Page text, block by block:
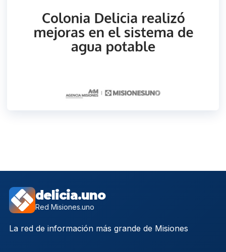
delicia.uno
Red Misiones.uno
La red de información más grande de Misiones